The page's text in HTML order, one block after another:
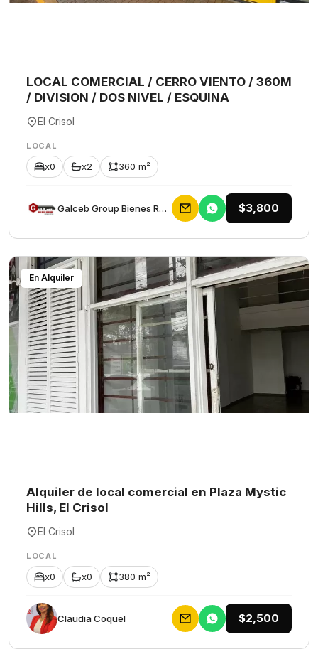
LOCAL COMERCIAL / CERRO VIENTO / 360M
/ DIVISION / DOS NIVEL / ESQUINA
El Crisol
LOCAL
x0 x2 360 m²
Galceb Group Bienes Raices $3,800
En Alquiler
Alquiler de local comercial en Plaza Mystic
Hills, El Crisol
El Crisol
LOCAL
x0 x0 380 m²
Claudia Coquel $2,500